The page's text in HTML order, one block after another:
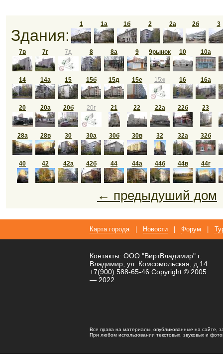
Здания:
1 1а 1б 2 2а 2б 3
7в 7г 7д 8 8а 9 9рынок 10 10а
14 14а 15 15б 15д 15е 15ж 16 16а
20 20а 20б 20г 21 22 22а 22б 23
28а 28в 30 30а 30б 30в 32 32а 32б
40 42 42а 42б 44 44а 44б 44в 44г
← предыдуший дом
Карта города Новости Форум
Контакты: ООО "ВиртВладимир" г.
Владимир, ул. Комсомольская, д.14
+7(900) 588-65-46 Copyright © 2005
— 2022
Все права на материалы, опубликованные на сайте,
При любом использовании текстовых, звуковых и